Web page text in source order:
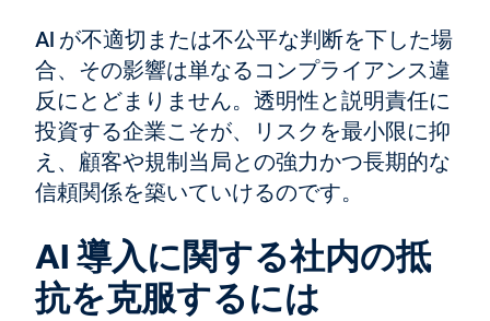
AI が不適切または不公平な判断を下した場
合、その影響は単なるコンプライアンス違
反にとどまりません。透明性と説明責任に
投資する企業こそが、リスクを最小限に抑
え、顧客や規制当局との強力かつ長期的な
信頼関係を築いていけるのです。
AI 導入に関する社内の抵
抗を克服するには